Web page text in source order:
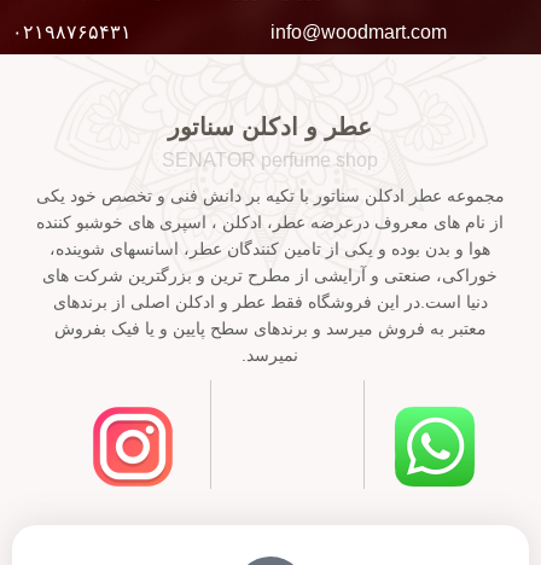
info@woodmart.com ۰۲۱۹۸۷۶۵۴۳۱
عطر و ادکلن سناتور
SENATOR perfume shop
مجموعه عطر ادکلن سناتور با تکیه بر دانش فنی و تخصص خود یکی
از نام های معروف درعرضه عطر، ادکلن ، اسپری های خوشبو کننده
هوا و بدن بوده و یکی از تامین کنندگان عطر، اسانسهای شوینده،
خوراکی، صنعتی و آرایشی از مطرح ترین و بزرگترین شرکت های
دنیا است.در این فروشگاه فقط عطر و ادکلن اصلی از برندهای
معتبر به فروش میرسد و برندهای سطح پایین و یا فیک بفروش
نمیرسد.